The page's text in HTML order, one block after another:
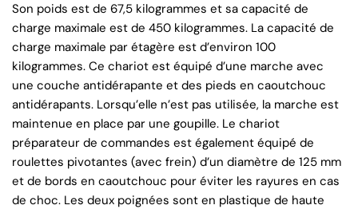
Son poids est de 67,5 kilogrammes et sa capacité de
charge maximale est de 450 kilogrammes. La capacité de
charge maximale par étagère est d’environ 100
kilogrammes. Ce chariot est équipé d’une marche avec
une couche antidérapante et des pieds en caoutchouc
antidérapants. Lorsqu’elle n’est pas utilisée, la marche est
maintenue en place par une goupille. Le chariot
préparateur de commandes est également équipé de
roulettes pivotantes (avec frein) d’un diamètre de 125 mm
et de bords en caoutchouc pour éviter les rayures en cas
de choc. Les deux poignées sont en plastique de haute